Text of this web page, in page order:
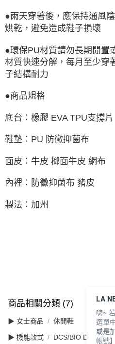
●雨天穿著後，應保持通風
烘乾，避免造成鞋子損壞
●環保PU材質請勿長期閒置
材質快速分解，每月至少穿
子結構耐力
●商品規格
底台：橡膠 EVA TPU支撐片
鞋墊：PU 防黴抑菌布
面皮：牛皮 榔面牛皮 網布
內裡：防黴抑菌布 豬皮
製法：加州
商品相關分類 (7)
▶ 女士商品 休閒鞋
▶ 機能款式 DCS/BIO DCS 舒適
LA
嗨~
選單
或是
帳號